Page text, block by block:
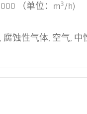
（单位：m 3 /h)
腐蚀性气体, 空气, 中